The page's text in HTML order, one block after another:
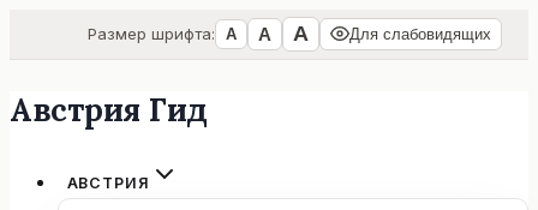
Размер шрифта: А А А Для слабовидящих
Перейти
содержимому
Австрия Гид
АВСТРИЯ